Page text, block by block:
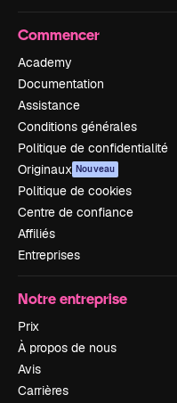
Commencer
Academy
Documentation
Assistance
Conditions générales
Politique de confidentialité
Originaux Nouveau
Politique de cookies
Centre de confiance
Affiliés
Entreprises
Notre entreprise
Prix
À propos de nous
Avis
Carrières